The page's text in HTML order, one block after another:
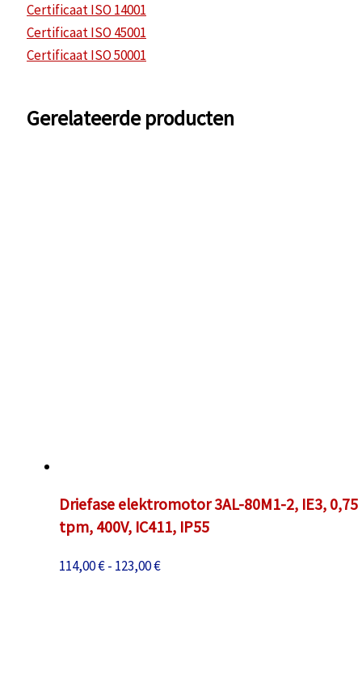
Certificaat ISO 14001
Certificaat ISO 45001
Certificaat ISO 50001
Gerelateerde producten
Driefase elektromotor 3AL-80M1-2, IE3, 0,75
tpm, 400V, IC411, IP55
114,00€- 123,00€Prijsklasse: